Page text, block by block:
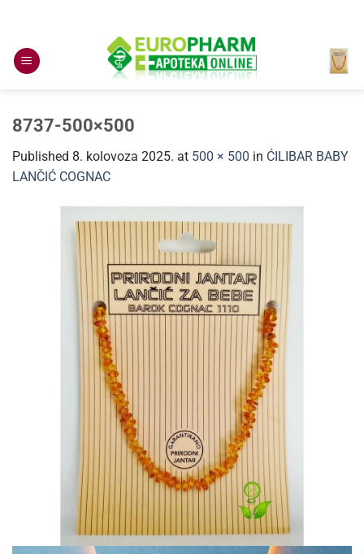
content
8737-500×500
Published 8. kolovoza 2025. at 500 × 500 in ĆILIBAR BABY
LANČIĆ COGNAC